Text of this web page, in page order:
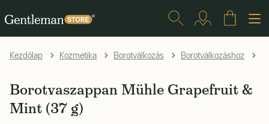
Kezdőlap Kozmetika Borotválkozás Borotválkozáshoz
Borotvaszappan Mühle Grapefruit &
Mint (37 g)